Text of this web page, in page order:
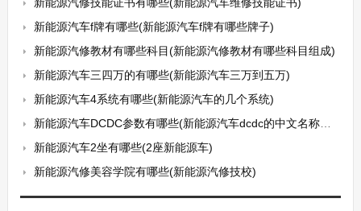
新能源汽车f牌有哪些(新能源汽车f牌有哪些牌子)
新能源汽修教材有哪些科目(新能源汽修教材有哪些科目组成)
新能源汽车三四万的有哪些(新能源汽车三万到五万)
新能源汽车4系统有哪些(新能源汽车的几个系统)
新能源汽车DCDC参数有哪些(新能源汽车dcdc的中文名称是什么)
新能源汽车2坐有哪些(2座新能源车)
新能源汽修美容学院有哪些(新能源汽修技校)